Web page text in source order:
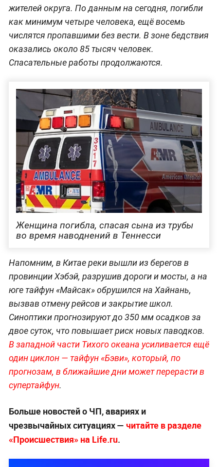
жителей округа. По данным на сегодня, погибли
как минимум четыре человека, ещё восемь
числятся пропавшими без вести. В зоне бедствия
оказались около 85 тысяч человек.
Спасательные работы продолжаются.
Женщина погибла, спасая сына из трубы
во время наводнений в Теннесси
Напомним, в Китае реки вышли из берегов в
провинции Хэбэй, разрушив дороги и мосты, а на
юге тайфун «Майсак» обрушился на Хайнань,
вызвав отмену рейсов и закрытие школ.
Синоптики прогнозируют до 350 мм осадков за
двое суток, что повышает риск новых паводков.
В западной части Тихого океана усиливается ещё
один циклон — тайфун «Бэви», который, по
прогнозам, в ближайшие дни может перерасти в
супертайфун.
Больше новостей о ЧП, авариях и
чрезвычайных ситуациях — читайте в разделе
«Происшествия» на Life.ru.